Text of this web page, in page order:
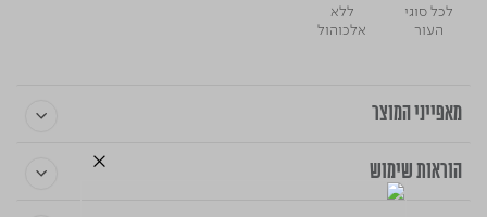
לכל סוגי
העור
ללא
אלכוהול
מאפייני המוצר
הוראות שימוש